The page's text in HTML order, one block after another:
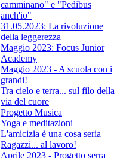
camminano" e "Pedibus
anch'io"
31.05.2023: La rivoluzione
della leggerezza
Maggio 2023: Focus Junior
Academy
Maggio 2023 - A scuola con i
grandi!
Tra cielo e terra... sul filo della
via del cuore
Progetto Musica
Yoga e meditazioni
L'amicizia è una cosa seria
Ragazzi... al lavoro!
Aprile 2023 - Progetto serra